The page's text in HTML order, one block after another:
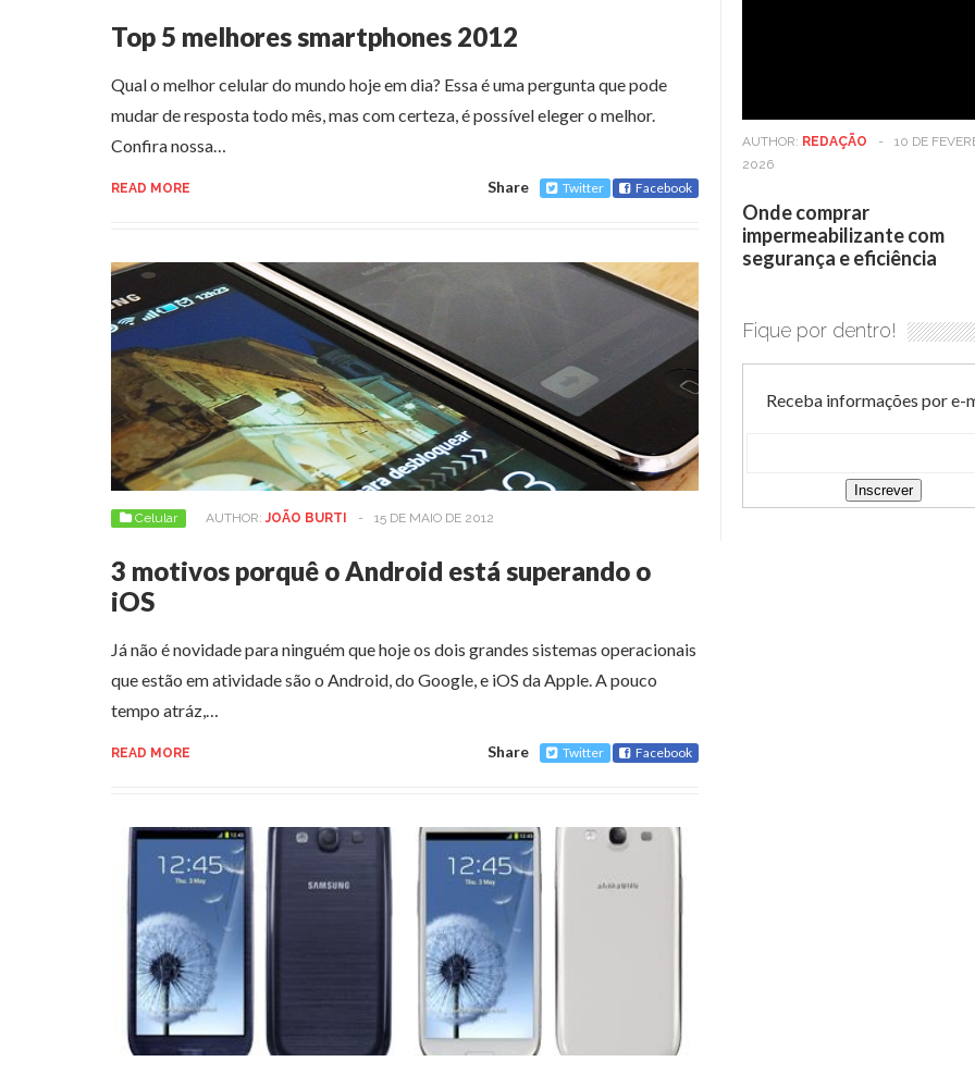
Top 5 melhores smartphones 2012
Qual o melhor celular do mundo hoje em dia? Essa é uma pergunta que pode
mudar de resposta todo mês, mas com certeza, é possível eleger o melhor.
Confira nossa…
READ MORE Share Twitter Facebook
Celular AUTHOR:JOÃO BURTI - 15 DE MAIO DE 2012
3 motivos porquê o Android está superando o
iOS
Já não é novidade para ninguém que hoje os dois grandes sistemas operacionais
que estão em atividade são o Android, do Google, e iOS da Apple. A pouco
tempo atráz,…
READ MORE Share Twitter Facebook
AUTHOR: REDAÇÃO -
10 DE
2026
Onde comprar
impermeabilizante com
segurança e eficiência
Fique por dentro!
Receba informações por e-